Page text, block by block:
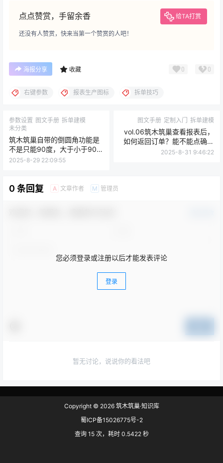
点点赞赏，手留余香 给TA打赏
还没有人赞赏，快来当第一个赞赏的人吧！
海报分享 收藏 0 0
右键参数 报表生产图标 拆单技巧
参数设置 图文手册 拆单建模
未分类
筑木筑巢自带的倒圆角功能是
不是只能90度，大于小于90都
不行？
2025-8-29 22:09:55
图文手册 定制入门 拆单建模
vol.06筑木筑巢查看报表后，
如何返回订单？能不能点确定
完成？|订单完成状态无法更新
2025-8-31 9:46:22
0 条回复 A 文章作者 M 管理员
您必须登录或注册以后才能发表评论
登录
暂无讨论，说说你的看法吧
Copyright © 2026筑木筑巢·知识库
蜀ICP备15026775号-2
查询 15 次，耗时 0.5422 秒